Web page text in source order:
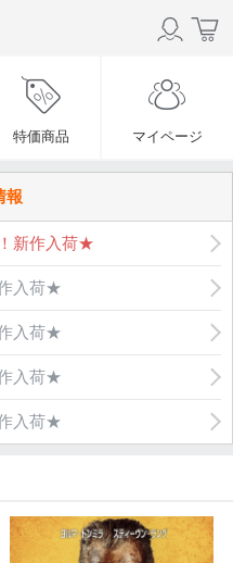
特価商品 マイページ
報
新作入荷★
入荷★
入荷★
入荷★
入荷★